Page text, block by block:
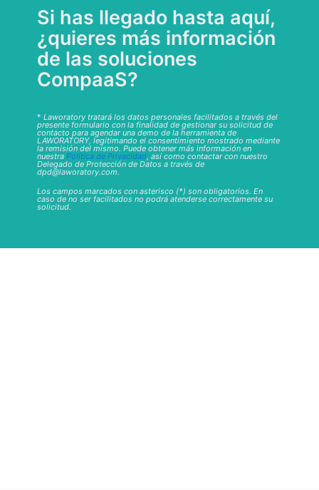
Si has llegado hasta aquí,
¿quieres más información
de las soluciones
CompaaS?
* Laworatory tratará los datos personales facilitados a través del
presente formulario con la finalidad de gestionar su solicitud de
contacto para agendar una demo de la herramienta de
LAWORATORY, legitimando el consentimiento mostrado mediante
la remisión del mismo. Puede obtener más información en
nuestra Política de Privacidad, así como contactar con nuestro
Delegado de Protección de Datos a través de
dpd@laworatory.com.
Los campos marcados con asterisco (*) son obligatorios. En
caso de no ser facilitados no podrá atenderse correctamente su
solicitud.